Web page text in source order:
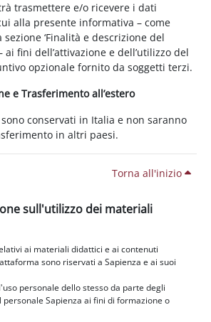
trasmettere e/o ricevere i dati
alla presente informativa – come
‘Finalità e descrizione del
ai fini dell’attivazione e dell’utilizzo del
opzionale fornito da soggetti terzi.
e Trasferimento all’estero
conservati in Italia e non saranno
in altri paesi.
Torna all'inizio
sull'utilizzo dei materiali
ai materiali didattici e ai contenuti
sono riservati a Sapienza e ai suoi
personale dello stesso da parte degli
personale Sapienza ai fini di formazione o